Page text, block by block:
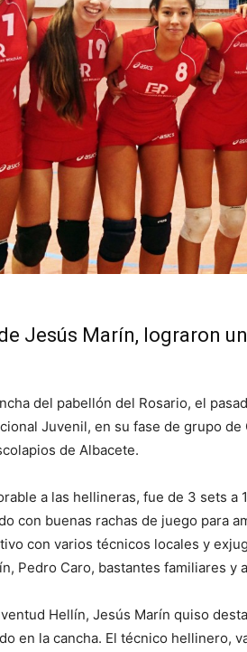
Jesús Marín, lograron
del pabellón del Rosario, el
Juvenil, en su fase de grupo
de Albacete.
a las hellineras, fue de 3 sets a
con buenas rachas de juego para
con varios técnicos locales y
Pedro Caro, bastantes familiares y
Hellín, Jesús Marín quiso
en la cancha. El técnico hellinero,